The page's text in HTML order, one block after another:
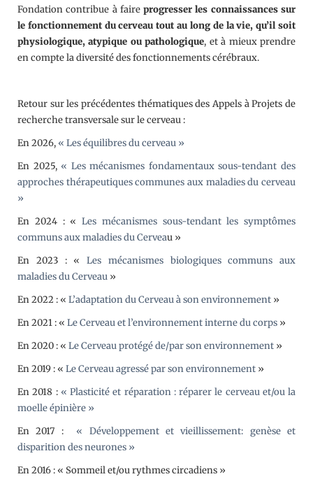
Fondation contribue à faireprogresser les connaissances sur
le fonctionnement du cerveau tout au long de la vie, qu’il soit
physiologique, atypique ou pathologique, et à mieux prendre
en compte la diversité des fonctionnements cérébraux.
Retour sur les précédentes thématiques des Appels à Projets de
recherche transversale sur le cerveau :
En 2026, « Les équilibres du cerveau »
En 2025, « Les mécanismes fondamentaux sous-tendant des
approches thérapeutiques communes aux maladies du cerveau
»
En 2024 : « Les mécanismes sous-tendant les symptômes
communs aux maladies du Cerveau »
En 2023 : « Les mécanismes biologiques communs aux
maladies du Cerveau »
En 2022 : « L’adaptation du Cerveau à son environnement »
En 2021 : « Le Cerveau et l’environnement interne du corps »
En 2020 : « Le Cerveau protégé de/par son environnement »
En 2019 : « Le Cerveau agressé par son environnement »
En 2018 : « Plasticité et réparation : réparer le cerveau et/ou la
moelle épinière »
En 2017 : « Développement et vieillissement: genèse et
disparition des neurones »
En 2016 : « Sommeil et/ou rythmes circadiens »